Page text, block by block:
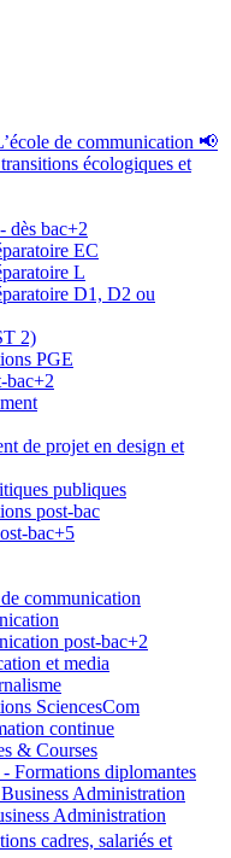
de communication 📢
écologiques et
dès bac+2
EC
L
D1, D2 ou
2)
PGE
bac+2
de projet en design et
publiques
post-bac
bac+5
communication
post-bac+2
et media
SciencesCom
continue
& Courses
Formations diplomantes
Administration
Administration
cadres, salariés et